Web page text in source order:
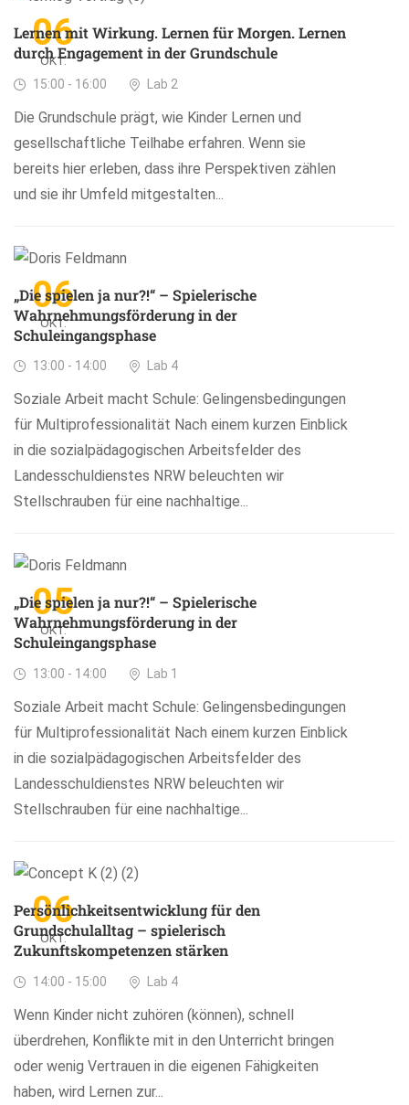
06
OKT.
Lernen mit Wirkung. Lernen für Morgen. Lernen
durch Engagement in der Grundschule
15:00 - 16:00 Lab 2
Die Grundschule prägt, wie Kinder Lernen und
gesellschaftliche Teilhabe erfahren. Wenn sie
bereits hier erleben, dass ihre Perspektiven zählen
und sie ihr Umfeld mitgestalten...
06
OKT.
„Die spielen ja nur?!“ – Spielerische
Wahrnehmungsförderung in der
Schuleingangsphase
13:00 - 14:00 Lab 4
Soziale Arbeit macht Schule: Gelingensbedingungen
für Multiprofessionalität Nach einem kurzen Einblick
in die sozialpädagogischen Arbeitsfelder des
Landesschuldienstes NRW beleuchten wir
Stellschrauben für eine nachhaltige...
05
OKT.
„Die spielen ja nur?!“ – Spielerische
Wahrnehmungsförderung in der
Schuleingangsphase
13:00 - 14:00 Lab 1
Soziale Arbeit macht Schule: Gelingensbedingungen
für Multiprofessionalität Nach einem kurzen Einblick
in die sozialpädagogischen Arbeitsfelder des
Landesschuldienstes NRW beleuchten wir
Stellschrauben für eine nachhaltige...
06
OKT.
Persönlichkeitsentwicklung für den
Grundschulalltag – spielerisch
Zukunftskompetenzen stärken
14:00 - 15:00 Lab 4
Wenn Kinder nicht zuhören (können), schnell
überdrehen, Konflikte mit in den Unterricht bringen
oder wenig Vertrauen in die eigenen Fähigkeiten
haben, wird Lernen zur...